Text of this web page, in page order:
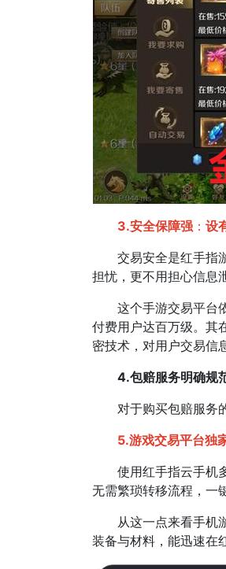
3.安全保障强 ： 设
交易安全是红手指游
担忧，更不用担心信息
这个手游交易平台依
付费用户达百万级。其
密技术，对用户交易信
4.包赔服务明确规
对于购买包赔服务的
5.游戏交易平台独家
使用红手指云手机多
无需繁琐转移流程，一
从这一点来看手机游
装备与材料，能迅速在